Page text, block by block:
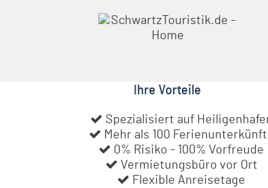
Ihre Vorteile
Spezialisiert auf
Mehr als 100
0% Risiko - 100% Vorfreude
Vermietungsbüro vor Ort
Flexible Anreisetage